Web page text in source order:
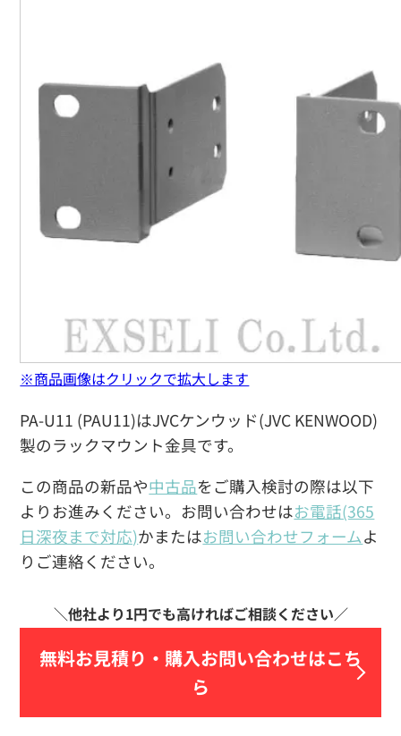
PA-U11 (PAU11)はJVCケンウッド(JVC KENWOOD)
製のラックマウント金具です。
この商品の新品や中古品をご購入検討の際は以下
よりお進みください。お問い合わせはお電話(365
日深夜まで対応)かまたはお問い合わせフォームよ
りご連絡ください。
無料お見積り・ 購入お問い合わせはこち
ら
※商品画像はクリックで拡大します